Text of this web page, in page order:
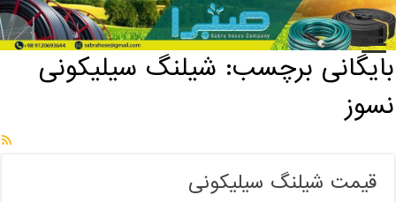
خانه / بایگانی برچسب: شیلنگ سیلیکونی نسوز
بایگانی برچسب: شیلنگ سیلیکونی
نسوز
قیمت شیلنگ سیلیکونی